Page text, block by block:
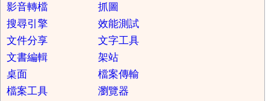
影音轉檔
抓圖
搜尋引擎
效能測試
文件分享
文字工具
文書編輯
架站
桌面
檔案傳輸
檔案工具
瀏覽器